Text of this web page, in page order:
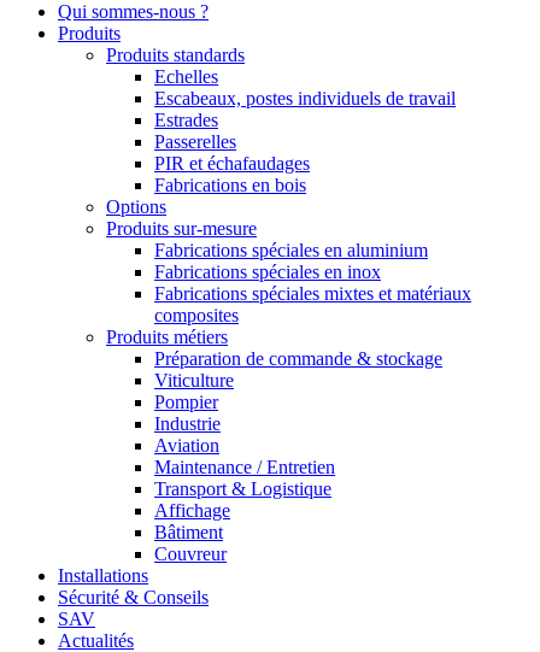
Qui sommes-nous ?
Produits
Produits standards
Echelles
Escabeaux, postes individuels de travail
Estrades
Passerelles
PIR et échafaudages
Fabrications en bois
Options
Produits sur-mesure
Fabrications spéciales en aluminium
Fabrications spéciales en inox
Fabrications spéciales mixtes et matériaux
composites
Produits métiers
Préparation de commande & stockage
Viticulture
Pompier
Industrie
Aviation
Maintenance / Entretien
Transport & Logistique
Affichage
Bâtiment
Couvreur
Installations
Sécurité & Conseils
SAV
Actualités